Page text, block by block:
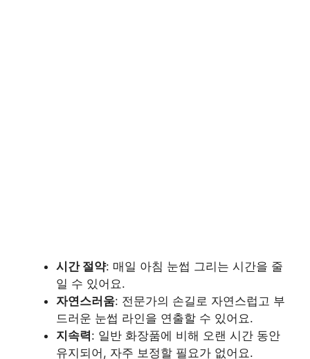
시간 절약: 매일 아침 눈썹 그리는 시간을 줄
일 수 있어요.
자연스러움: 전문가의 손길로 자연스럽고 부
드러운 눈썹 라인을 연출할 수 있어요.
지속력: 일반 화장품에 비해 오랜 시간 동안
유지되어, 자주 보정할 필요가 없어요.